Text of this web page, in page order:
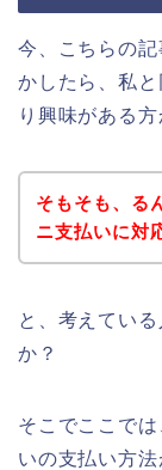
今、こちらの
かしたら、私
り興味がある
そもそも、る
ニ支払いに対
と、考えてい
か？
そこでここで
いの支払い方